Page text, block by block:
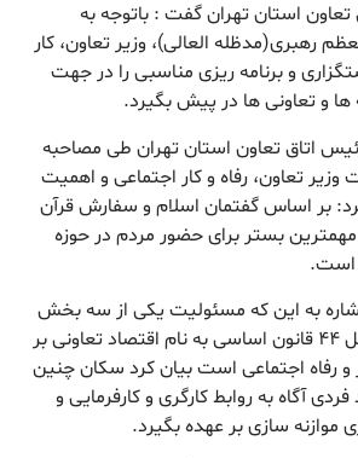
تعاون استان تهران گفت : باتوجه به
رهبری(مدظله العالی)، وزیر تعاون، کار
و برنامه ریزی مناسبی را در جهت
و تعاونی ها در پیش بگیرد.
اتاق تعاون استان تهران طی مصاحبه
تعاون، رفاه و کار اجتماعی و اهمیت
بر اساس گفتمان اسلام و سفارش قرآن
بستر برای حضور مردم در حوزه
است.
به این که مسئولیت یکی از سه بخش
اقتصادی مطرح در اصل ۴۴ قانون اساسی به نام اقتصاد تعاونی بر
و رفاه اجتماعی است بیان کرد سکان چنین
فردی آگاه به روابط کارگری و کارفرمایی و
موازنه سازی بر عهده بگیرد.